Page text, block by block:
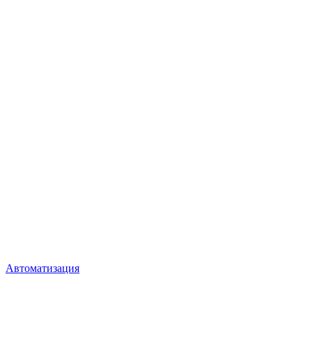
Автоматизация